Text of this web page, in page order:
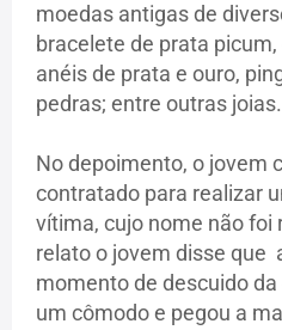
moedas antigas de
bracelete de prata
anéis de prata e ouro,
pedras; entre outras joias.
No depoimento, o jovem
contratado para realizar
vítima, cujo nome não foi
relato o jovem disse que
momento de descuido
um cômodo e pegou a